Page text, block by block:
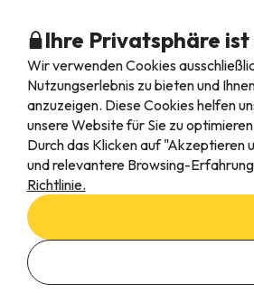
in der Nähe der Unterkunft
Um die Bedingungen
gelegenen Skigebieten
d'Oulx)
Ihre Privatsphäre
Wir verwenden Cookies
Nutzungserlebnis zu bieten und
anzuzeigen. Diese Cookies helfen
unsere Website für Sie zu
Durch das Klicken auf "Akzeptieren
und relevantere Browsing-
Richtlinie.